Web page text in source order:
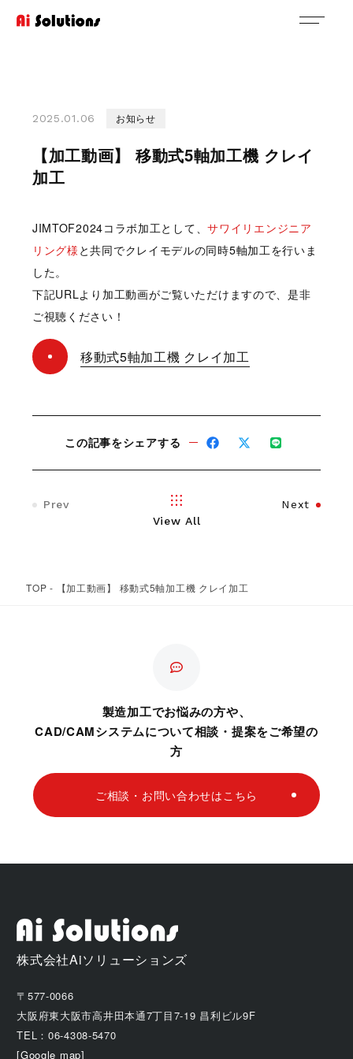
2025.01.06 お知らせ
【加工動画】 移動式5軸加工機 クレイ
加工
JIMTOF2024コラボ加工として、サワイリエンジニア
リング様 と共同でクレイモデルの同時5軸加工を行いま
した。
下記URLより加工動画がご覧いただけますので、是非
ご視聴ください！
移動式5軸加工機 クレイ加工
この記事をシェアする
Prev
View All
Next
TOP - 【加工動画】 移動式5軸加工機 クレイ加工
製造加工でお悩みの方や、
CAD/CAMシステムについて相談・提案をご希望の
方
ご相談・お問い合わせはこちら
株式会社Aiソリューションズ
〒577-0066
大阪府東大阪市高井田本通7丁目7-19 昌利ビル9F
TEL：06-4308-5470
[Google map]